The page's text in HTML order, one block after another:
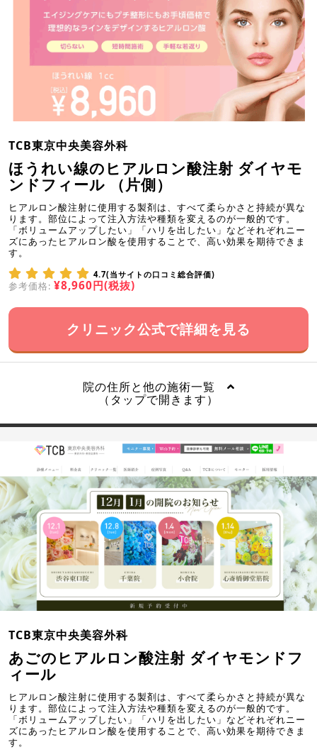
TCB東京中央美容外科
ほうれい線のヒアルロン酸注射 ダイヤモ
ンドフィール （片側）
ヒアルロン酸注射に使用する製剤は、すべて柔らかさと持続が異な
ります。部位によって注入方法や種類を変えるのが一般的です。
「ボリュームアップしたい」「ハリを出したい」などそれぞれニー
ズにあったヒアルロン酸を使用することで、高い効果を期待できま
す。
4.7(当サイトの口コミ総合評価)
参考価格: ¥8,960円(税抜)
クリニック公式で詳細を見る
院の住所と他の施術一覧
（タップで開きます）
TCB東京中央美容外科
あごのヒアルロン酸注射 ダイヤモンドフ
ィール
ヒアルロン酸注射に使用する製剤は、すべて柔らかさと持続が異な
ります。部位によって注入方法や種類を変えるのが一般的です。
「ボリュームアップしたい」「ハリを出したい」などそれぞれニー
ズにあったヒアルロン酸を使用することで、高い効果を期待できま
す。